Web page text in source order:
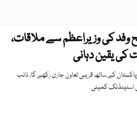
کی وزیراعظم سے ملاقات،
کی یقین دہانی
کے ساتھ قریبی تعاون جاری رکھے گا، نائب
اسٹینڈنگ کمیٹی